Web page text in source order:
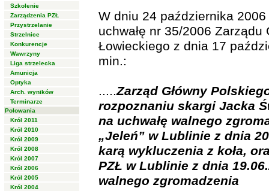
Szkolenie
Zarządzenia PZŁ
Przystrzelanie
Strzelnice
Konkurencje
Wawrzyny
Liga strzelecka
Amunicja
Optyka
Arch. wyników
Terminarze
Polowania
Król 2011
Król 2010
Król 2009
Król 2008
Król 2007
Król 2006
Król 2005
Król 2004
W dniu 24 października 2006
uchwałę nr 35/2006
Łowieckiego z dnia 17
min.:
.....Zarząd Główny
rozpoznaniu skargi Jacka
na uchwałę walnego
„Jeleń” w Lublinie z dnia
karą wykluczenia z koła,
PZŁ w Lublinie z dnia
walnego zgromadzenia